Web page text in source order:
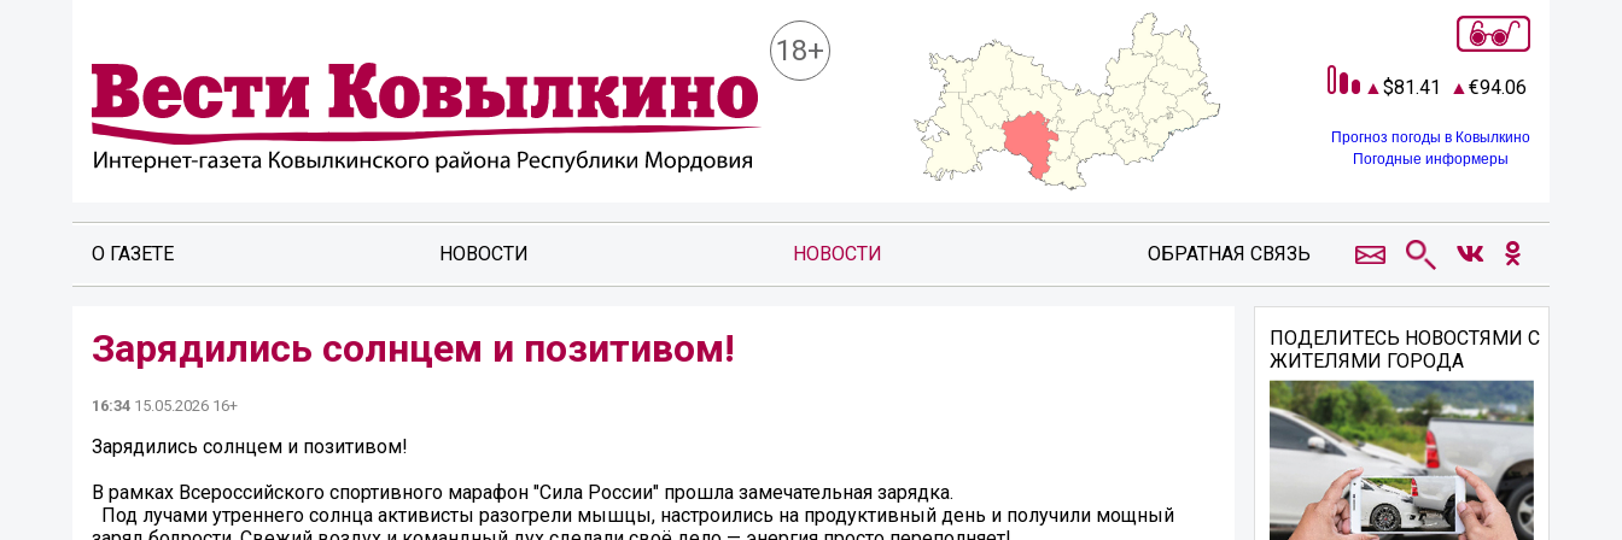
18+
81.41 94.06
Прогноз погоды в Ковылкино
Погодные информеры
О ГАЗЕТЕ НОВОСТИ НОВОСТИ ОБРАТНАЯ СВЯЗЬ
Зарядились солнцем и позитивом!
16:34 15.05.2026 16+
Зарядились солнцем и позитивом!
В рамках Всероссийского спортивного марафон "Сила России" прошла замечательная зарядка.
Под лучами утреннего солнца активисты разогрели мышцы, настроились на продуктивный день и получили мощный
ПОДЕЛИТЕСЬ НОВОСТЯМИ С
ЖИТЕЛЯМИ ГОРОДА